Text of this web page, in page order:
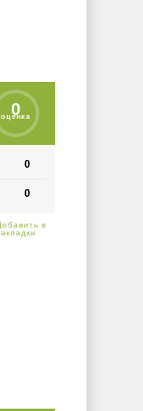
0
оценка
0
0